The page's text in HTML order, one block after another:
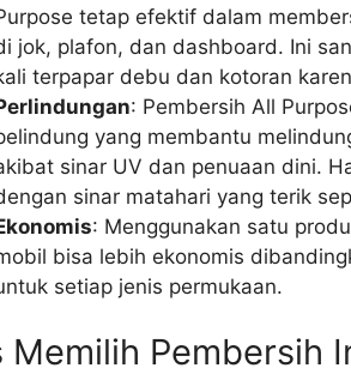
tetap efektif dalam
jok, plafon, dan dashboard. Ini
terpapar debu dan kotoran
: Pembersih All
yang membantu
sinar UV dan penuaan dini.
sinar matahari yang terik
: Menggunakan satu
bisa lebih ekonomis
setiap jenis permukaan.
Memilih Pembersih